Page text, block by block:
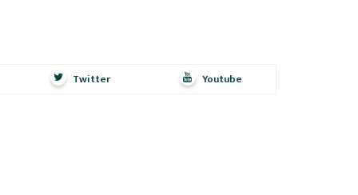
Twitter Youtube